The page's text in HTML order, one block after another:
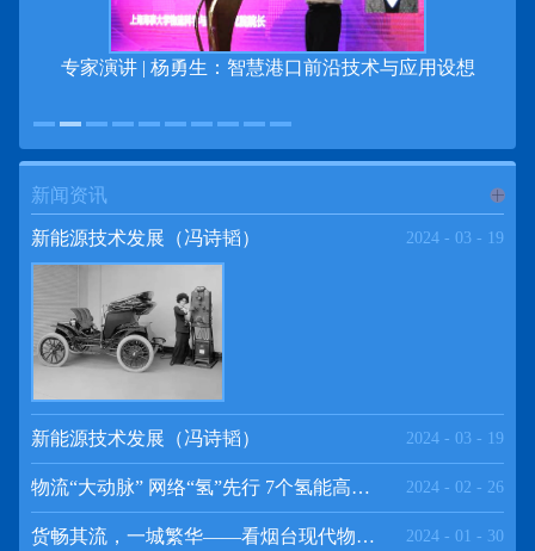
专家演讲 | 杨勇生：智慧港口前沿技术与应用设想
新闻资讯
新能源技术发展（冯诗韬） 2024 - 03 - 19
新能源技术发展（冯诗韬） 2024 - 03 - 19
物流“大动脉” 网络“氢”先行 7个氢能高速场景落地京津冀 2024 - 02 - 26
货畅其流，一城繁华——看烟台现代物流发展 2024 - 01 - 30
频道
>>